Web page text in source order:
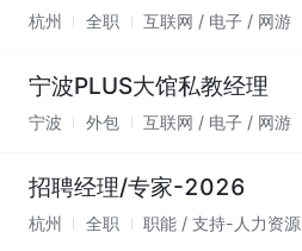
杭州 全职 互联网 / 电子 / 网游
宁波PLUS大馆私教经理
宁波 外包 互联网 / 电子 / 网游
招聘经理/专家-2026
杭州 全职 职能 / 支持-人力资源